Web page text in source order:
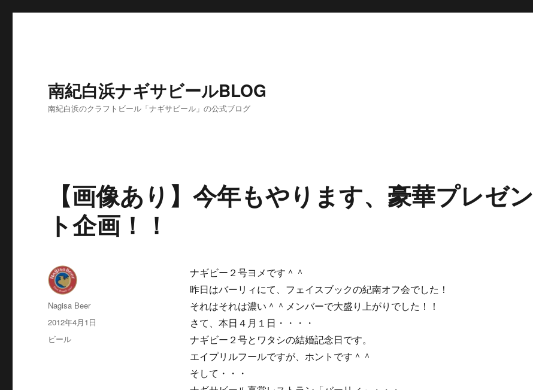
南紀白浜ナギサビールBLOG
南紀白浜のクラフトビール「ナギサビール」の公式ブログ
【画像あり】今年もやります、豪華プレゼン
ト企画！！
ナギビー２号ヨメです＾＾
昨日はバーリィにて、フェイスブックの紀南オフ会でした！
それはそれは濃い＾＾メンバーで大盛り上がりでした！！
さて、本日４月１日・・・・
ナギビー２号とワタシの結婚記念日です。
エイプリルフールですが、ホントです＾＾
そして・・・
投
稿
Nagisa Beer
投
稿
日:
2012年4月1日
カ
ビール